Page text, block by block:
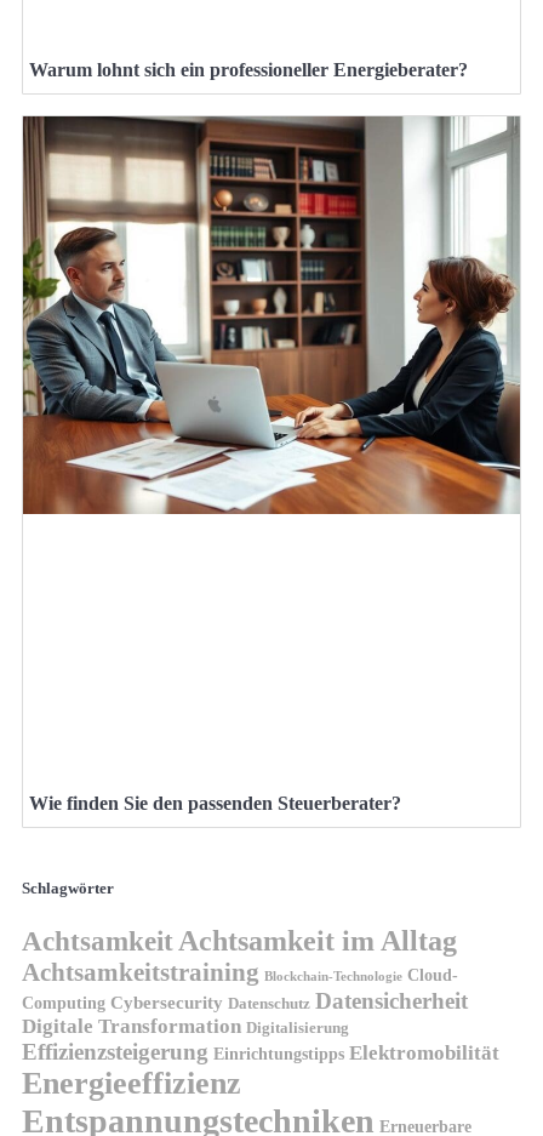
Warum lohnt sich ein professioneller Energieberater?
Wie finden Sie den passenden Steuerberater?
Schlagwörter
AchtsamkeitAchtsamkeit im Alltag
Achtsamkeitstraining Blockchain-Technologie Cloud-
Computing Cybersecurity Datenschutz Datensicherheit
Digitale Transformation Digitalisierung
Effizienzsteigerung Einrichtungstipps Elektromobilität
Energieeffizienz
Entspannungstechniken Erneuerbare